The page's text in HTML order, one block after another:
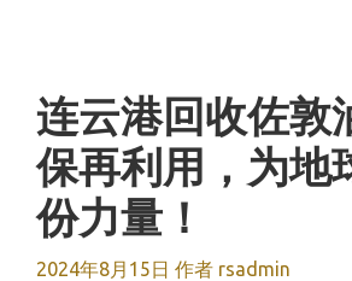
连云港回收佐敦
保再利用，为地
份力量！
2024年8月15日 作者 rsadmin